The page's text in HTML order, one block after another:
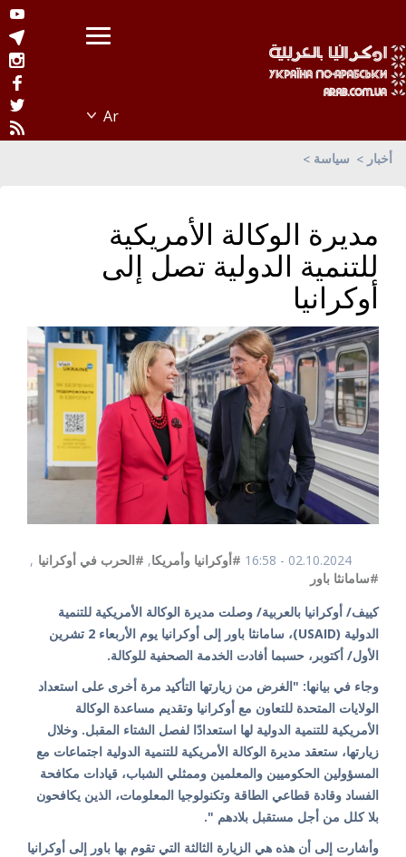
أخبار سياسة
مديرة الوكالة الأمريكية
للتنمية الدولية تصل إلى
أوكرانيا
02.10.2024 - 16:58 #أوكرانيا وأمريكا, #الحرب في أوكرانيا ,
#سامانثا باور
كييف/ أوكرانيا بالعربية/ وصلت مديرة الوكالة الأمريكية للتنمية
الدولية (USAID)، سامانثا باور إلى أوكرانيا يوم الأربعاء 2 تشرين
الأول/ أكتوبر، حسبما أفادت الخدمة الصحفية للوكالة.
وجاء في بيانها: "الغرض من زيارتها التأكيد مرة أخرى على استعداد
الولايات المتحدة للتعاون مع أوكرانيا وتقديم مساعدة الوكالة
الأمريكية للتنمية الدولية لها استعدادًا لفصل الشتاء المقبل. وخلال
زيارتها، ستعقد مديرة الوكالة الأمريكية للتنمية الدولية اجتماعات مع
المسؤولين الحكوميين والمعلمين وممثلي الشباب، قيادات مكافحة
الفساد وقادة قطاعي الطاقة وتكنولوجيا المعلومات، الذين يكافحون
بلا كلل من أجل مستقبل بلادهم ".
وأشارت إلى أن هذه هي الزيارة الثالثة التي تقوم بها باور إلى أوكرانيا